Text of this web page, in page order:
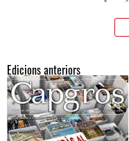
Edicions anteriors